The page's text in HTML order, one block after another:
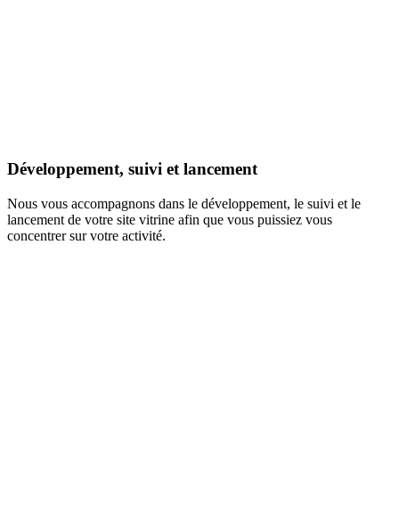
Développement, suivi et lancement
Nous vous accompagnons dans le développement, le suivi et le
lancement de votre site vitrine afin que vous puissiez vous
concentrer sur votre activité.